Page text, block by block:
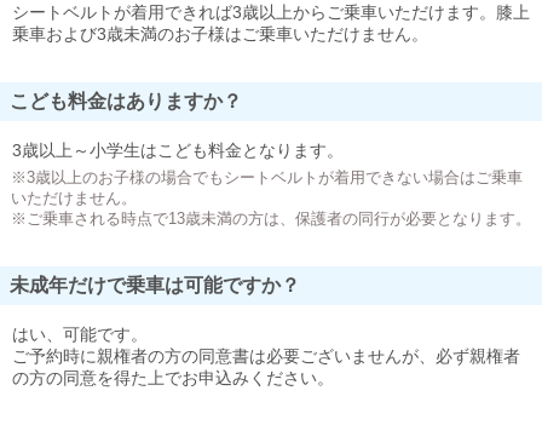
シートベルトが着用できれば3歳以上からご乗車いただけます。膝上
乗車および3歳未満のお子様はご乗車いただけません。
こども料金はありますか？
3歳以上～小学生はこども料金となります。
※3歳以上のお子様の場合でもシートベルトが着用できない場合はご乗車
いただけません。
※ご乗車される時点で13歳未満の方は、保護者の同行が必要となります。
未成年だけで乗車は可能ですか？
はい、可能です。
ご予約時に親権者の方の同意書は必要ございませんが、必ず親権者
の方の同意を得た上でお申込みください。